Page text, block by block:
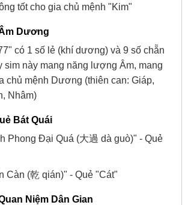
tốt cho gia chủ mệnh "Kim"
Dương
có 1 số lẻ (khí dương) và 9 số chẵn
sim này mang năng lượng Âm, mang
chủ mệnh Dương (thiên can: Giáp,
Nhâm)
Bát Quái
Phong Đại Quá (大過 dà guò)" - Quẻ
Càn (乾 qián)" - Quẻ "Cát"
Niệm Dân Gian